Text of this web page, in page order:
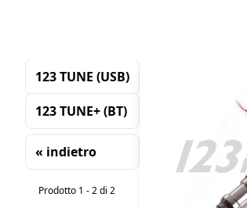
123 TUNE (USB)
123 TUNE+ (BT)
« indietro
Ordinamento
Prodotto 1 - 2 di 2